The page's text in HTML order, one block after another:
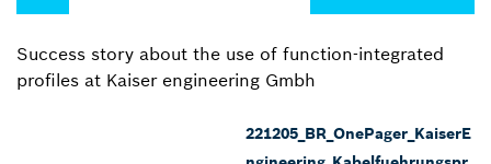
Success story about the use of function-integrated
profiles at Kaiser engineering Gmbh
221205_BR_OnePager_KaiserE